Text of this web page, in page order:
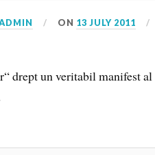
ON 13 JULY 2011
drept un veritabil manifest